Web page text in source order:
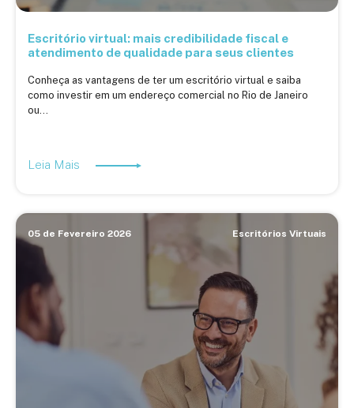
Escritório virtual: mais credibilidade fiscal e
atendimento de qualidade para seus clientes
Conheça as vantagens de ter um escritório virtual e saiba
como investir em um endereço comercial no Rio de Janeiro
ou...
Leia Mais
05 de Fevereiro 2026 Escritórios Virtuais